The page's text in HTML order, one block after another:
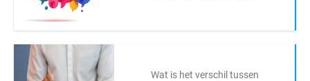
Wat is het verschil tussen